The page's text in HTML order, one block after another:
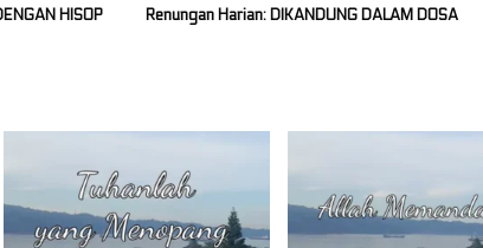
HISOP Renungan Harian: DIKANDUNG DALAM DOSA